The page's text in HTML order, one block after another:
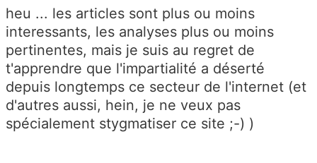
heu ... les articles sont plus ou moins
interessants, les analyses plus ou moins
pertinentes, mais je suis au regret de
t'apprendre que l'impartialité a déserté
depuis longtemps ce secteur de l'internet (et
d'autres aussi, hein, je ne veux pas
spécialement stygmatiser ce site ;-) )